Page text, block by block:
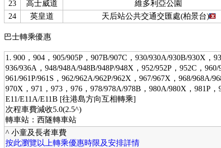
23
高士威道
維多利亞公園
24
英皇道 天后站公共交通交匯處(柏景台)
巴士轉乘優惠
1. 900，904，905/905P，907B/907C，930/930A/930B/930X，
936/936A，948/948A/948B/948P/948X，952/952P，952C，
961/961P/961S，962/962A/962P/962X，967/967X，968/968A/
970X，971，973，976，978/978A/978B，980A/980X，981P
E11/E11A/E11B [往港島方向互相轉乘]
次程車費減收5.0(2.5^)
轉車站：西隧轉車站
^ 小童及長者車費
按此瀏覽以上轉乘優惠時限及安排詳情